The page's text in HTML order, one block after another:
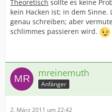
Theoretisch sollte es keine
kein Hacken ist; in dem
genau schreiben; aber
schlimmes passieren wird.
mreinemuth
Anfänger
2. März 2011 um 22:42